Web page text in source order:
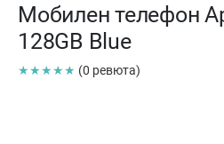
Мобилен телефон
128GB Blue
★★★★★ (0 ревюта)